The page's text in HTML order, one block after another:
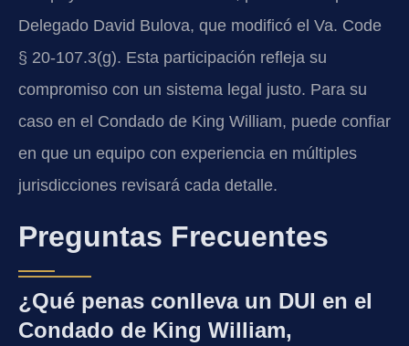
Delegado David Bulova, que modificó el Va. Code
§ 20-107.3(g). Esta participación refleja su
compromiso con un sistema legal justo. Para su
caso en el Condado de King William, puede confiar
en que un equipo con experiencia en múltiples
jurisdicciones revisará cada detalle.
Preguntas Frecuentes
¿Qué penas conlleva un DUI en el
Condado de King William,